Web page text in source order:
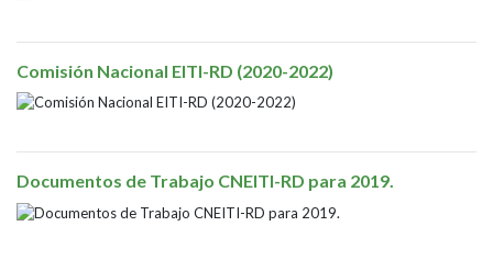
Comisión Nacional EITI-RD (2020-2022)
Documentos de Trabajo CNEITI-RD para 2019.